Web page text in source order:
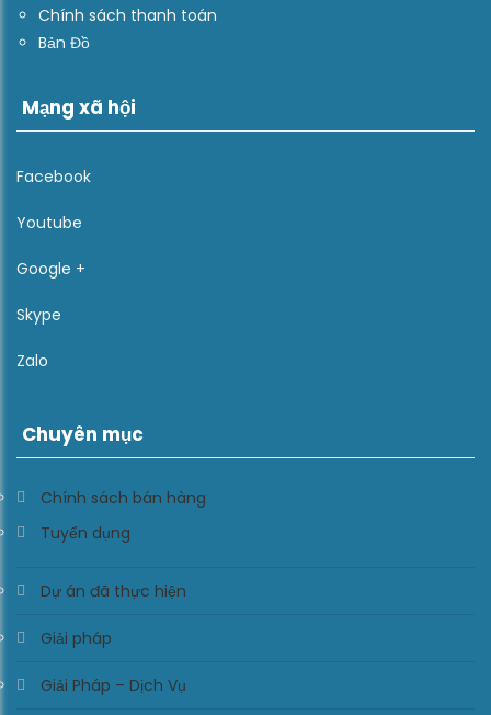
Chính sách thanh toán
Bản Đồ
Mạng xã hội
Facebook
Youtube
Google +
Skype
Zalo
Chuyên mục
Chính sách bán hàng
Tuyển dụng
Dự án đã thực hiện
Giải pháp
Giải Pháp – Dịch Vụ